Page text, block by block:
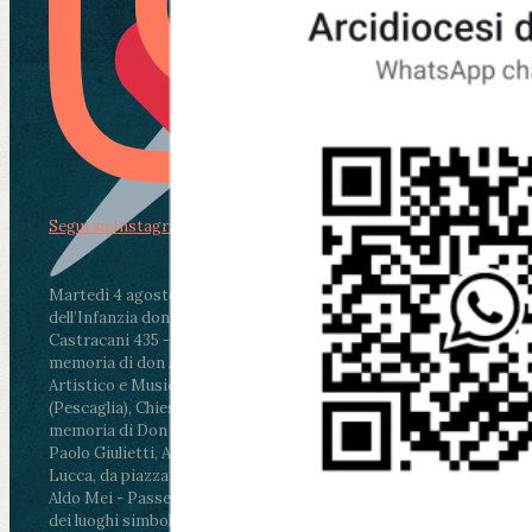
Martedì 4 agosto2026
ore 11:30 - Lucca, Scuola
dell’Infanzia don Aldo Mei - Viale Castruccio
Castracani 435 - Inaugurazione murales in
memoria di don Aldo Mei curato dal Liceo
Artistico e Musicale “Passaglia”
ore 18 - Fiano
(Pescaglia), Chiesa parrocchiale - Messa in
memoria di Don Aldo Mei celebrata da mons.
Paolo Giulietti, Arcivescovo di Lucca
ore 20.30 -
Lucca, da piazza San Michele al Cippo di don
Aldo Mei - Passeggiata della Memoria in alcuni
dei luoghi simbolo della città. Ritrovo alle ore
Segui su Instagram